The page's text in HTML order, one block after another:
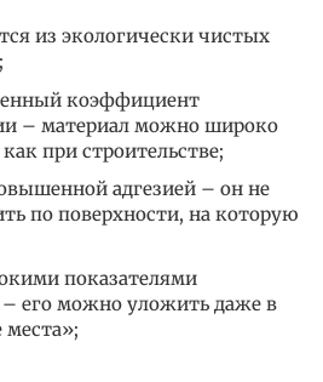
из экологически чистых
коэффициент
– материал можно широко
при строительстве;
адгезией – он не
по поверхности, на которую
показателями
его можно уложить даже в